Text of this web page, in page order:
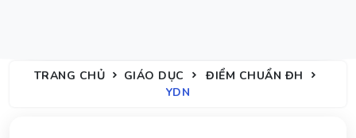
TRANG CHỦ GIÁO DỤC
ĐIỂM CHUẨN ĐH
YDN